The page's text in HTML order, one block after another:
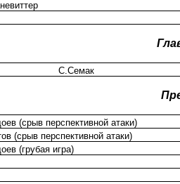
С.Семак
(срыв перспективной атаки)
(срыв перспективной атаки)
(грубая игра)